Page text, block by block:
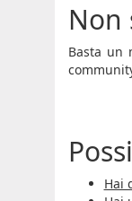
Non
Basta un
Hai